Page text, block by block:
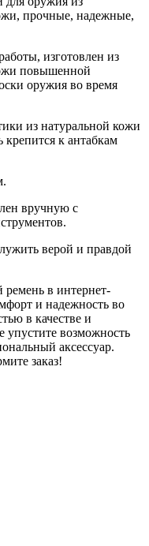
прочные, надежные,
изготовлен из
повышенной
оружия во время
из натуральной кожи
к антабкам
вручную с
верой и правдой
в интернет-
и надежность во
в качестве и
возможность
аксессуар.
заказ!